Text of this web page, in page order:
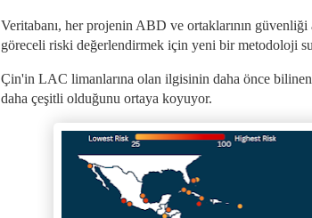
Veritabanı, her projenin ABD ve ortaklarının güvenliği
göreceli riski değerlendirmek için yeni bir metodoloji
Çin'in LAC limanlarına olan ilgisinin daha önce
daha çeşitli olduğunu ortaya koyuyor.